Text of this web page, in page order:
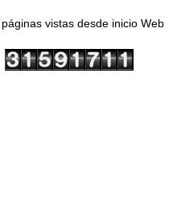
páginas vistas desde inicio Web